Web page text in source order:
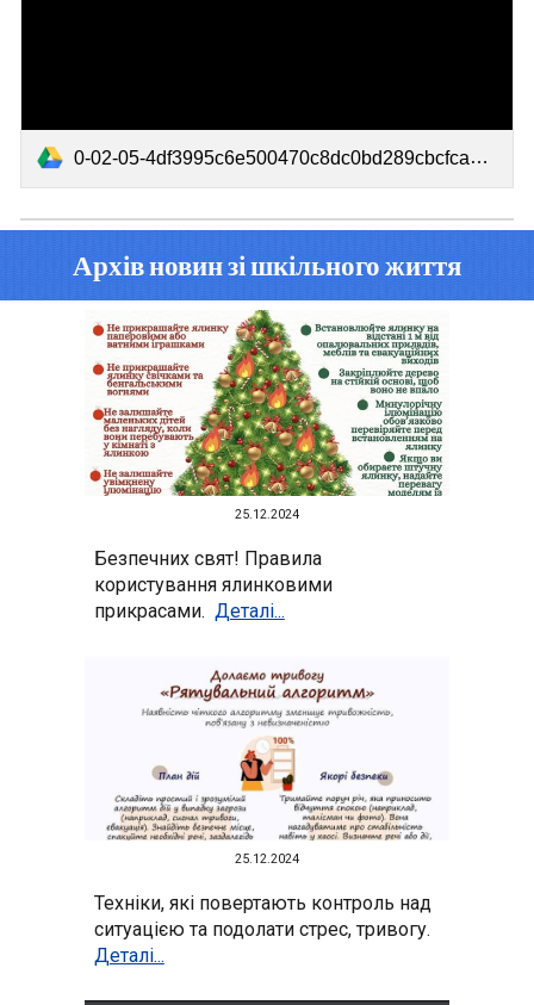
0-02-05-4df3995c6e500470c8dc0bd289cbcfca39d105e43fafb7d485f38b35982dd9c1_780f4a76025f2f02.mp4
Архів новинзі шкільного життя
25.12 .2024
Безпечних свят! Правила
користування ялинковими
прикрасами. Деталі...
25.12.2024
Техніки, які повертають контроль над
ситуацією та подолати стрес, тривогу.
Деталі...